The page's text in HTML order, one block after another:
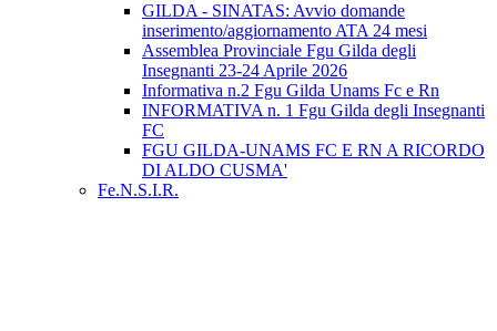
GILDA - SINATAS: Avvio domande
inserimento/aggiornamento ATA 24 mesi
Assemblea Provinciale Fgu Gilda degli
Insegnanti 23-24 Aprile 2026
Informativa n.2 Fgu Gilda Unams Fc e Rn
INFORMATIVA n. 1 Fgu Gilda degli Insegnanti
FC
FGU GILDA-UNAMS FC E RN A RICORDO
DI ALDO CUSMA'
Fe.N.S.I.R.